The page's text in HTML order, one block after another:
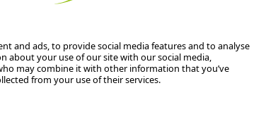
600L
profesjonelt prosjekt eller gjør det selv-prosjektet – med